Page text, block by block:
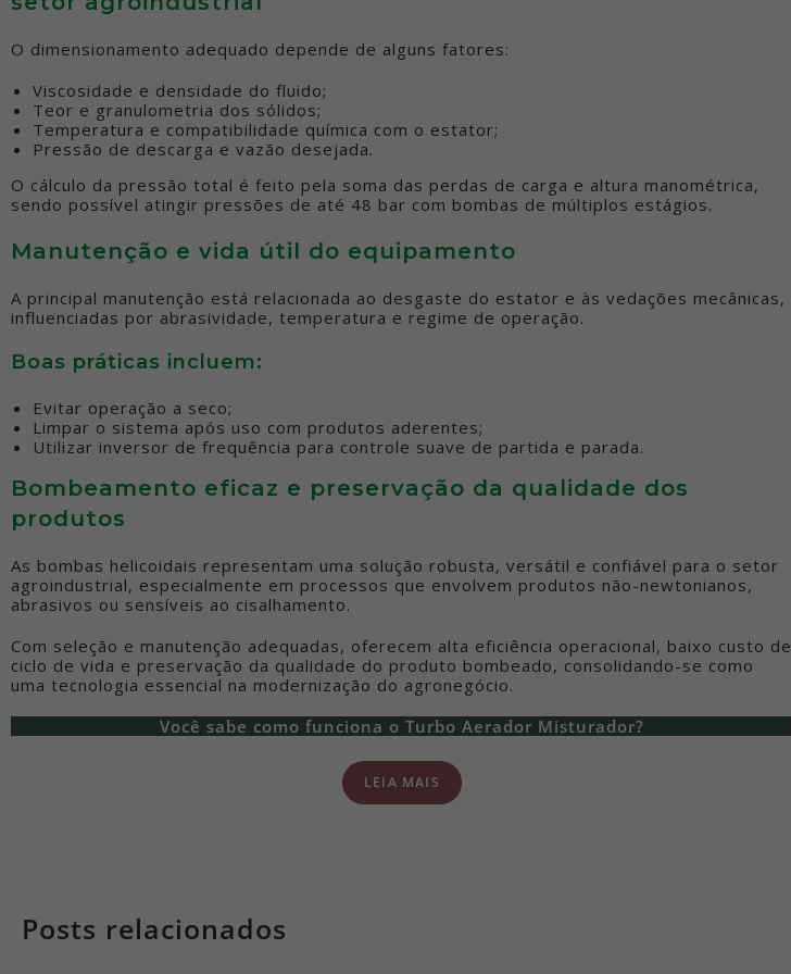
O dimensionamento adequado depende de alguns fatores:
Viscosidade e densidade do fluido;
Teor e granulometria dos sólidos;
Temperatura e compatibilidade química com o estator;
Pressão de descarga e vazão desejada.
O cálculo da pressão total é feito pela soma das perdas de carga e altura manométrica,
sendo possível atingir pressões de até 48 bar com bombas de múltiplos estágios.
Manutenção e vida útil do equipamento
A principal manutenção está relacionada ao desgaste do estator e às vedações mecânicas,
influenciadas por abrasividade, temperatura e regime de operação.
Boas práticas incluem:
Evitar operação a seco;
Limpar o sistema após uso com produtos aderentes;
Utilizar inversor de frequência para controle suave de partida e parada.
Bombeamento eficaz e preservação da qualidade dos
produtos
As bombas helicoidais representam uma solução robusta, versátil e confiável para o setor
agroindustrial, especialmente em processos que envolvem produtos não-newtonianos,
abrasivos ou sensíveis ao cisalhamento.
Com seleção e manutenção adequadas, oferecem alta eficiência operacional, baixo custo de
ciclo de vida e preservação da qualidade do produto bombeado, consolidando-se como
uma tecnologia essencial na modernização do agronegócio.
Você sabe como funciona o Turbo Aerador Misturador?
LEIA MAIS
Posts relacionados